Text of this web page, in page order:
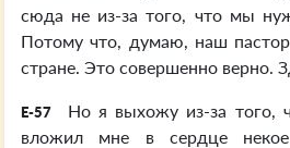
сюда не из-за того, что мы
Потому что, думаю, наш
стране. Это совершенно верно.
E-57
Но я выхожу из-за того,
вложил мне в сердце